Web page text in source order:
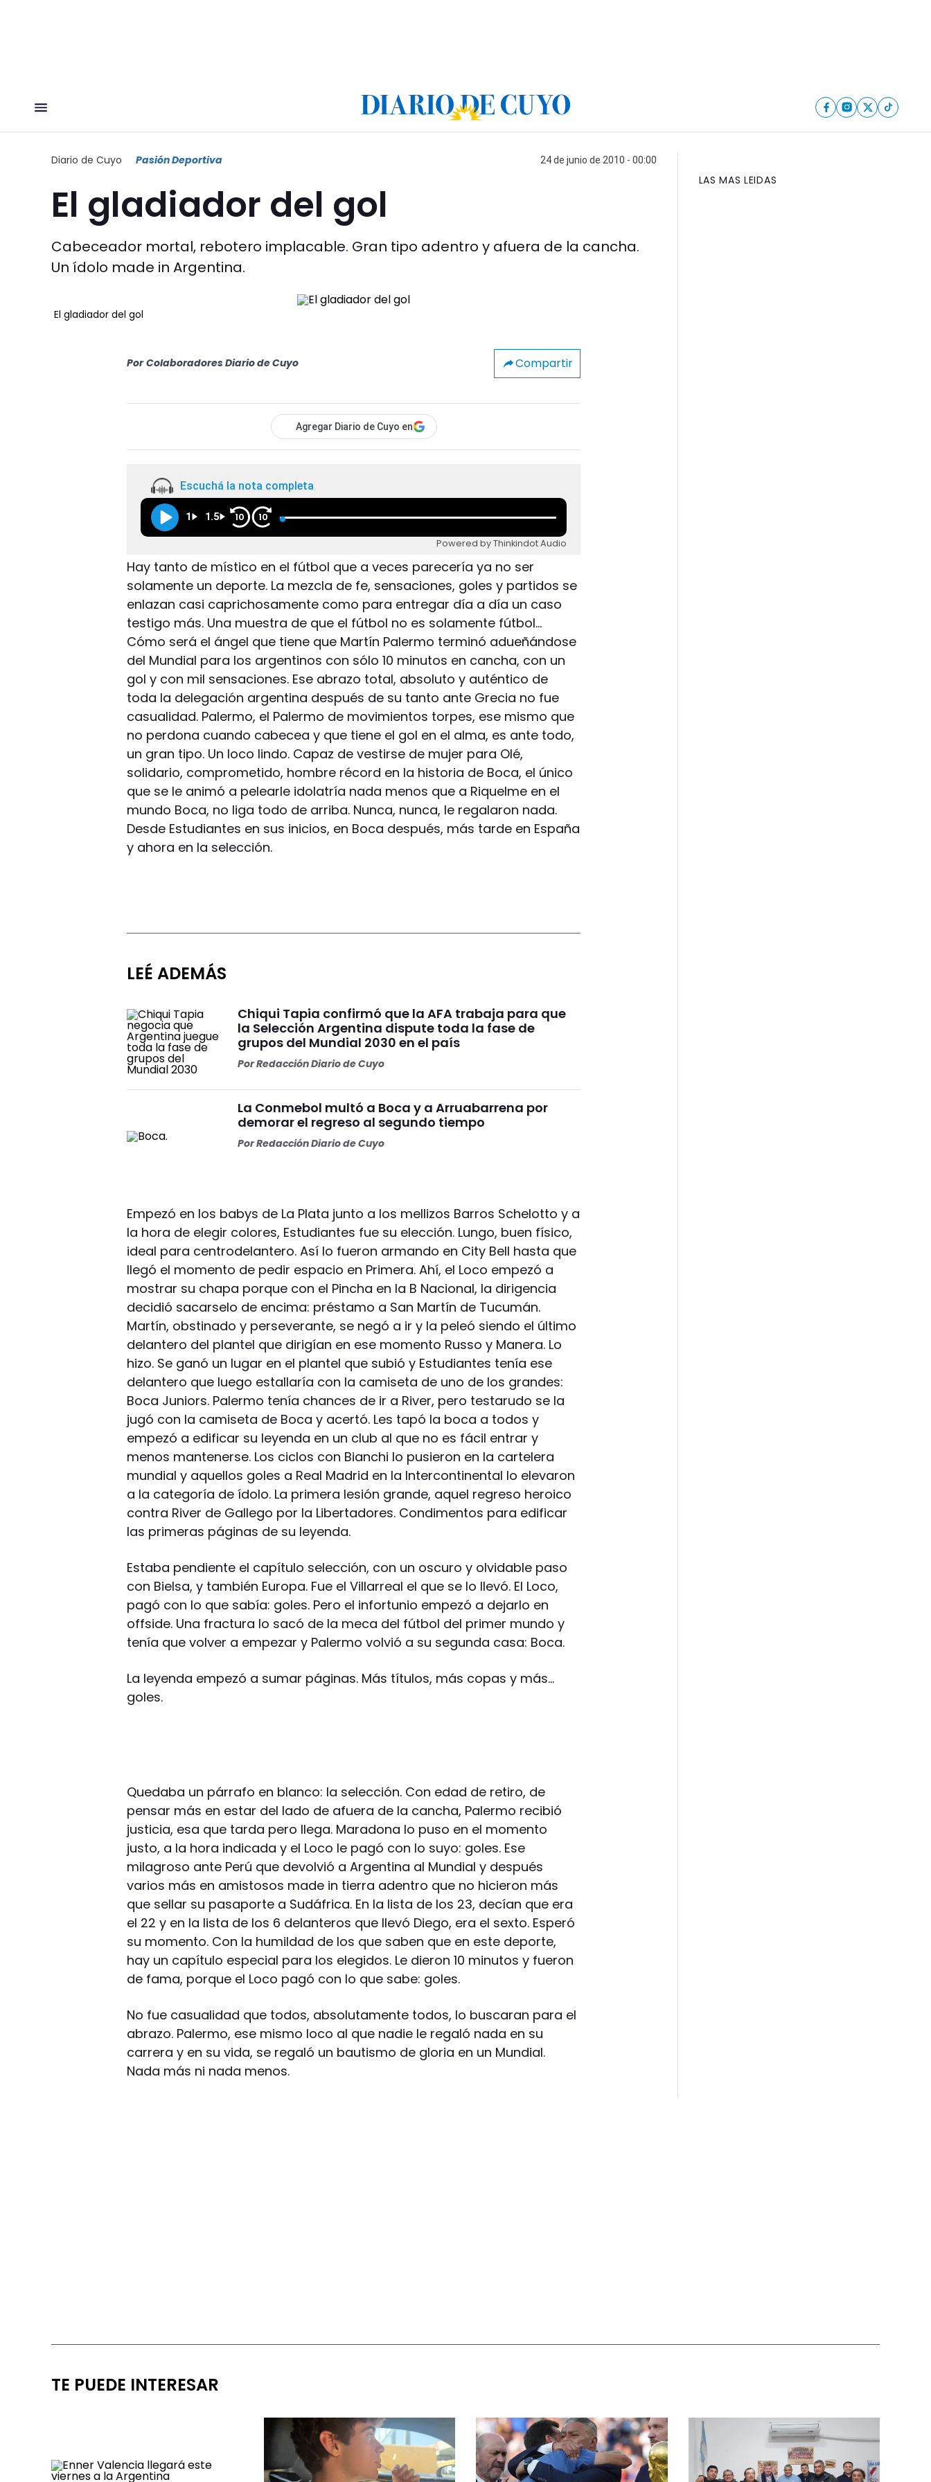
Diario de Cuyo Pasión Deportiva 24 de junio de 2010 - 00:00
El gladiador del gol
Cabeceador mortal, rebotero implacable. Gran tipo adentro y afuera de la cancha.
Un ídolo made in Argentina.
El gladiador del gol
Por Colaboradores Diario de Cuyo Compartir
Agregar Diario de Cuyo en
Escuchá la nota completa
1 1.5 10 10
Powered by Thinkindot Audio
Hay tanto de místico en el fútbol que a veces parecería ya no ser
solamente un deporte. La mezcla de fe, sensaciones, goles y partidos se
enlazan casi caprichosamente como para entregar día a día un caso
testigo más. Una muestra de que el fútbol no es solamente fútbol…
Cómo será el ángel que tiene que Martín Palermo terminó adueñándose
del Mundial para los argentinos con sólo 10 minutos en cancha, con un
gol y con mil sensaciones. Ese abrazo total, absoluto y auténtico de
toda la delegación argentina después de su tanto ante Grecia no fue
casualidad. Palermo, el Palermo de movimientos torpes, ese mismo que
no perdona cuando cabecea y que tiene el gol en el alma, es ante todo,
un gran tipo. Un loco lindo. Capaz de vestirse de mujer para Olé,
solidario, comprometido, hombre récord en la historia de Boca, el único
que se le animó a pelearle idolatría nada menos que a Riquelme en el
mundo Boca, no liga todo de arriba. Nunca, nunca, le regalaron nada.
Desde Estudiantes en sus inicios, en Boca después, más tarde en España
y ahora en la selección.
LEÉ ADEMÁS
Chiqui Tapia confirmó que la AFA trabaja para que
la Selección Argentina dispute toda la fase de
grupos del Mundial 2030 en el país
PorRedacción Diario de Cuyo
La Conmebol multó a Boca y a Arruabarrena por
demorar el regreso al segundo tiempo
PorRedacción Diario de Cuyo
Empezó en los babys de La Plata junto a los mellizos Barros Schelotto y a
la hora de elegir colores, Estudiantes fue su elección. Lungo, buen físico,
ideal para centrodelantero. Así lo fueron armando en City Bell hasta que
llegó el momento de pedir espacio en Primera. Ahí, el Loco empezó a
mostrar su chapa porque con el Pincha en la B Nacional, la dirigencia
decidió sacarselo de encima: préstamo a San Martín de Tucumán.
Martín, obstinado y perseverante, se negó a ir y la peleó siendo el último
delantero del plantel que dirigían en ese momento Russo y Manera. Lo
hizo. Se ganó un lugar en el plantel que subió y Estudiantes tenía ese
delantero que luego estallaría con la camiseta de uno de los grandes:
Boca Juniors. Palermo tenía chances de ir a River, pero testarudo se la
jugó con la camiseta de Boca y acertó. Les tapó la boca a todos y
empezó a edificar su leyenda en un club al que no es fácil entrar y
menos mantenerse. Los ciclos con Bianchi lo pusieron en la cartelera
mundial y aquellos goles a Real Madrid en la Intercontinental lo elevaron
a la categoría de ídolo. La primera lesión grande, aquel regreso heroico
contra River de Gallego por la Libertadores. Condimentos para edificar
las primeras páginas de su leyenda.
Estaba pendiente el capítulo selección, con un oscuro y olvidable paso
con Bielsa, y también Europa. Fue el Villarreal el que se lo llevó. El Loco,
pagó con lo que sabía: goles. Pero el infortunio empezó a dejarlo en
offside. Una fractura lo sacó de la meca del fútbol del primer mundo y
tenía que volver a empezar y Palermo volvió a su segunda casa: Boca.
La leyenda empezó a sumar páginas. Más títulos, más copas y más…
goles.
Quedaba un párrafo en blanco: la selección. Con edad de retiro, de
pensar más en estar del lado de afuera de la cancha, Palermo recibió
justicia, esa que tarda pero llega. Maradona lo puso en el momento
justo, a la hora indicada y el Loco le pagó con lo suyo: goles. Ese
milagroso ante Perú que devolvió a Argentina al Mundial y después
varios más en amistosos made in tierra adentro que no hicieron más
que sellar su pasaporte a Sudáfrica. En la lista de los 23, decían que era
el 22 y en la lista de los 6 delanteros que llevó Diego, era el sexto. Esperó
su momento. Con la humildad de los que saben que en este deporte,
hay un capítulo especial para los elegidos. Le dieron 10 minutos y fueron
de fama, porque el Loco pagó con lo que sabe: goles.
No fue casualidad que todos, absolutamente todos, lo buscaran para el
abrazo. Palermo, ese mismo loco al que nadie le regaló nada en su
carrera y en su vida, se regaló un bautismo de gloria en un Mundial.
Nada más ni nada menos.
LAS MAS LEIDAS
TE PUEDE INTERESAR